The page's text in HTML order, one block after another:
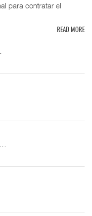
para contratar el
READ MORE